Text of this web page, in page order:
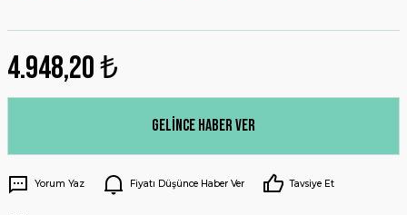
4.948,20 ₺
Gelince Haber Ver
Yorum Yaz Fiyatı Düşünce Haber Ver Tavsiye Et